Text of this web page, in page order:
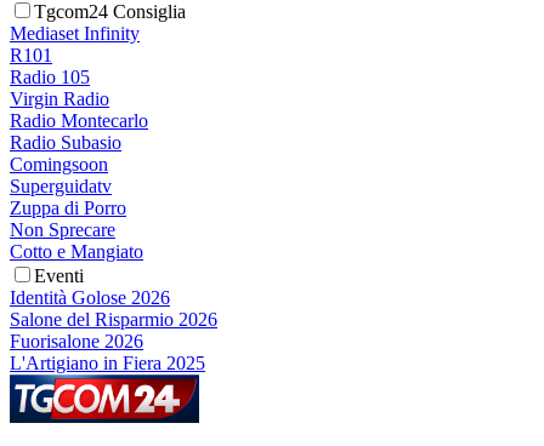
Tgcom24 Consiglia
Mediaset Infinity
R101
Radio 105
Virgin Radio
Radio Montecarlo
Radio Subasio
Comingsoon
Superguidatv
Zuppa di Porro
Non Sprecare
Cotto e Mangiato
Eventi
Identità Golose 2026
Salone del Risparmio 2026
Fuorisalone 2026
L'Artigiano in Fiera 2025